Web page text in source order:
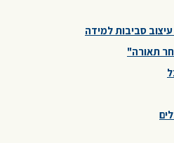
סביבות למידה
תאורה"